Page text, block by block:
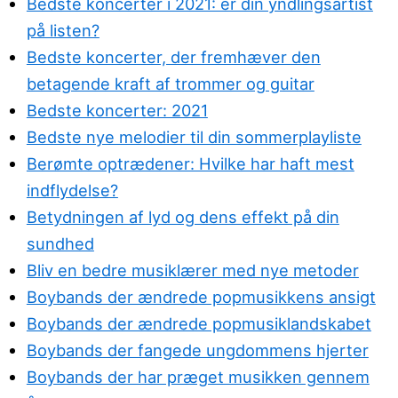
på listen?
Bedste koncerter, der fremhæver den
betagende kraft af trommer og guitar
Bedste koncerter: 2021
Bedste nye melodier til din sommerplayliste
Berømte optrædener: Hvilke har haft mest
indflydelse?
Betydningen af lyd og dens effekt på din
sundhed
Bliv en bedre musiklærer med nye metoder
Boybands der ændrede popmusikkens ansigt
Boybands der ændrede popmusiklandskabet
Boybands der fangede ungdommens hjerter
Boybands der har præget musikken gennem